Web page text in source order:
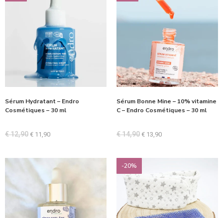
Sérum Hydratant – Endro
Cosmétiques – 30 ml
€12,90 € 11,90
Sérum Bonne Mine – 10% vitamine
C – Endro Cosmétiques – 30 ml
€14,90 € 13,90
-20%